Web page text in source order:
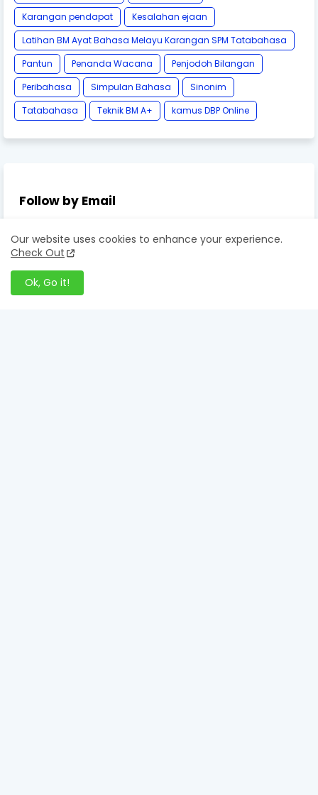
Karangan pendapat
Kesalahan ejaan
Latihan BM Ayat Bahasa Melayu Karangan SPM Tatabahasa
Pantun
Penanda Wacana
Penjodoh Bilangan
Peribahasa
Simpulan Bahasa
Sinonim
Tatabahasa
Teknik BM A+ kamus DBP Online
Follow by Email
* We promise that we don't spam !
Our website uses cookies to enhance your experience.
Check Out
Ok, Go it!